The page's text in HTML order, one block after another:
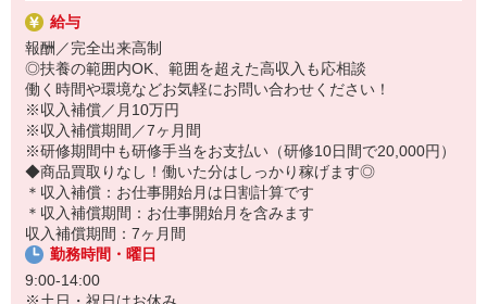
〜ヤクルトスタッフの1日〜
2児の母として仕事と家庭の両立をしているHさん。
実際のワークスタイルを、一例としてご紹介いたします！
※時間は地域によって異なります。
8:10 保育所にお子さまをお預け
8:20 宅配センターに到着、お届けの準備
8:30 朝礼が終わったら出発
13:00 お届け修了、翌日準備、集計作業
14:00頃 お仕事修了
保育所にお子さまを迎えに行って帰宅
☆ココがPoint☆
・職場の近くに保育所（保育園、幼稚園、託児所）があるから、送
り迎えの時間の心配がいりません！
・家事・夕食の支度なども余裕をもってできます！
給与
報酬／完全出来高制
◎扶養の範囲内OK、範囲を超えた高収入も応相談
働く時間や環境などお気軽にお問い合わせください！
※収入補償／月10万円
※収入補償期間／7ヶ月間
※研修期間中も研修手当をお支払い（研修10日間で20,000円）
◆商品買取りなし！働いた分はしっかり稼げます◎
＊収入補償：お仕事開始月は日割計算です
＊収入補償期間：お仕事開始月を含みます
収入補償期間：7ヶ月間
勤務時間・曜日
9:00-14:00